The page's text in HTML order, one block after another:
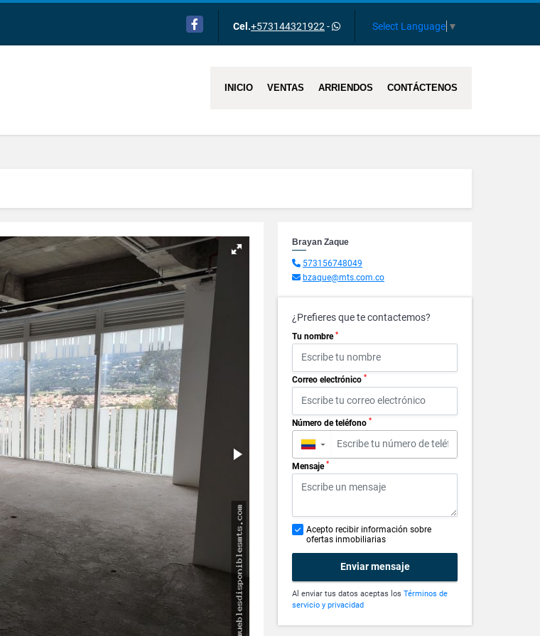
Facebook Cel.+573144321922 - Select Language ▼
INICIO VENTAS ARRIENDOS CONTÁCTENOS
Brayan Zaque
573156748049
bzaque@mts.com.co
¿Prefieres que te contactemos?
Tu nombre *
Correo electrónico *
Número de teléfono *
▼
Mensaje *
Acepto recibir información sobre
ofertas inmobiliarias
Enviar mensaje
Al enviar tus datos aceptas los Términos de
servicio y privacidad